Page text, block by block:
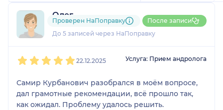
Олег
1 отзыв
До 5 записей через НаПоправку
Проверен НаПоправку После записи
22.12.2025 Услуга: Прием андролога
Самир Курбанович разобрался в моём вопросе,
дал грамотные рекомендации, всё прошло так,
как ожидал. Проблему удалось решить.